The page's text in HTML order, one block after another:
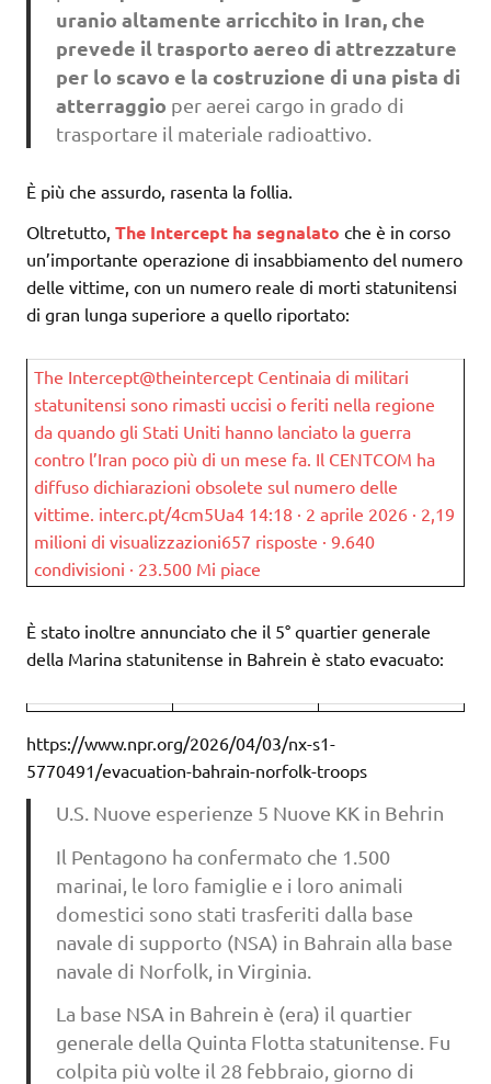
uranio altamente arricchito in Iran, che
prevede il trasporto aereo di attrezzature
per lo scavo e la costruzione di una pista di
atterraggio per aerei cargo in grado di
trasportare il materiale radioattivo.
È più che assurdo, rasenta la follia.
Oltretutto, The Intercept ha segnalato che è in corso
un’importante operazione di insabbiamento del numero
delle vittime, con un numero reale di morti statunitensi
di gran lunga superiore a quello riportato:
The Intercept@theintercept Centinaia di militari
statunitensi sono rimasti uccisi o feriti nella regione
da quando gli Stati Uniti hanno lanciato la guerra
contro l’Iran poco più di un mese fa. Il CENTCOM ha
diffuso dichiarazioni obsolete sul numero delle
vittime. interc.pt/4cm5Ua4 14:18 · 2 aprile 2026 · 2,19
milioni di visualizzazioni657 risposte · 9.640
condivisioni · 23.500 Mi piace
È stato inoltre annunciato che il 5° quartier generale
della Marina statunitense in Bahrein è stato evacuato:
https://www.npr.org/2026/04/03/nx-s1-
5770491/evacuation-bahrain-norfolk-troops
U.S. Nuove esperienze 5 Nuove KK in Behrin
Il Pentagono ha confermato che 1.500
marinai, le loro famiglie e i loro animali
domestici sono stati trasferiti dalla base
navale di supporto (NSA) in Bahrain alla base
navale di Norfolk, in Virginia.
La base NSA in Bahrein è (era) il quartier
generale della Quinta Flotta statunitense. Fu
colpita più volte il 28 febbraio, giorno di